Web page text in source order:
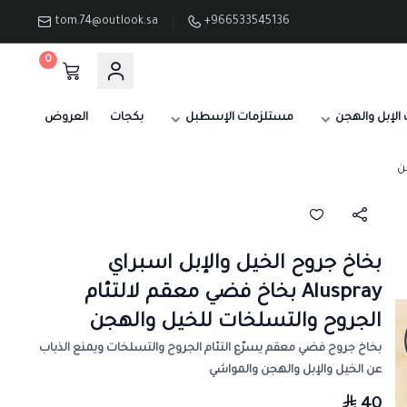
+966533545136
tom.74@outlook.sa
0
والهجن مستلزمات الإسطبل بكجات العروض
بخاخ جروح الخيل والإبل اسبراي
Aluspray بخاخ فضي معقم لالتئام
الجروح والتسلخات للخيل والهجن
بخاخ جروح فضي معقم يسرّع التئام الجروح والتسلخات ويمنع الذباب
عن الخيل والإبل والهجن والمواشي